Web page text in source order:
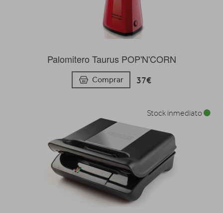
Palomitero Taurus POP'N'CORN
Comprar 37€
Stock inmediato